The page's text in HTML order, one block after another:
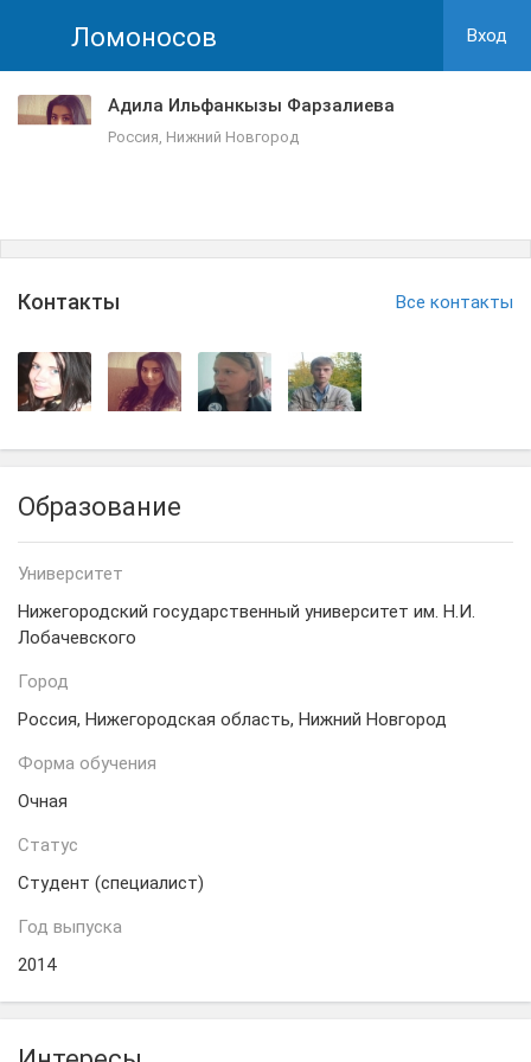
Ломоносов Вход
Адила Ильфанкызы Фарзалиева
Россия, Нижний Новгород
Контакты Все контакты
Образование
Университет
Нижегородский государственный университет им. Н.И.
Лобачевского
Город
Россия, Нижегородская область, Нижний Новгород
Форма обучения
Очная
Статус
Студент (специалист)
Год выпуска
2014